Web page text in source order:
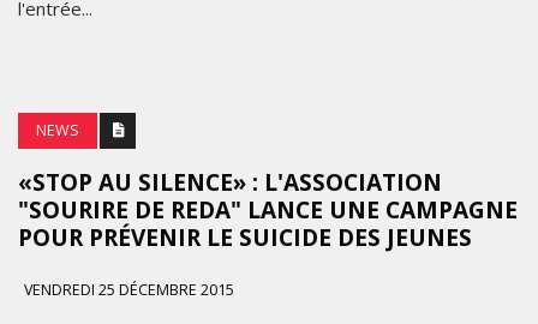
l'entrée...
NEWS
«STOP AU SILENCE» : L'ASSOCIATION
"SOURIRE DE REDA" LANCE UNE CAMPAGNE
POUR PRÉVENIR LE SUICIDE DES JEUNES
VENDREDI 25 DÉCEMBRE 2015